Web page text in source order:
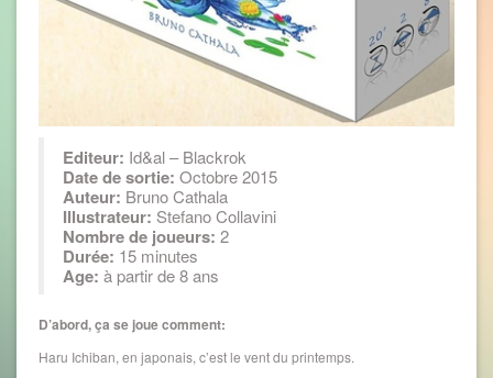
Editeur: Id&al – Blackrok
Date de sortie: Octobre 2015
Auteur: Bruno Cathala
Illustrateur: Stefano Collavini
Nombre de joueurs: 2
Durée: 15 minutes
Age: à partir de 8 ans
D’abord, ça se joue comment:
Haru Ichiban, en japonais, c’est le vent du printemps.